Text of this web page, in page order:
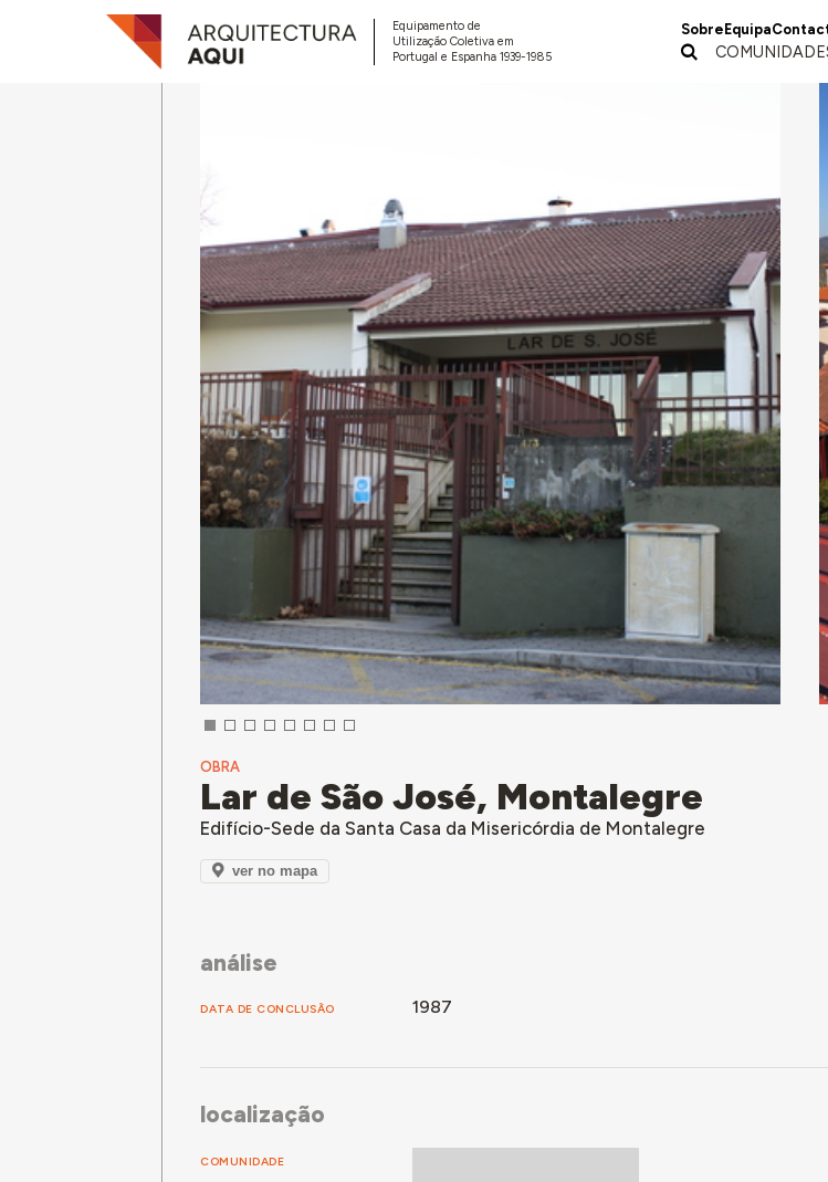
Equipamento de
Utilização Coletiva em
Portugal e Espanha 1939-1985
Sobre Equipa
OBRA
Lar de São José, Montalegre
Edifício-Sede da Santa Casa da Misericórdia de Montalegre
ver no mapa
análise
DATA DE CONCLUSÃO 1987
localização
COMUNIDADE